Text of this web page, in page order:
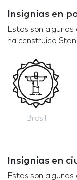
Insignias en
Estos son algunos
ha construido
Brasil
Insignias en
Estas son algunas